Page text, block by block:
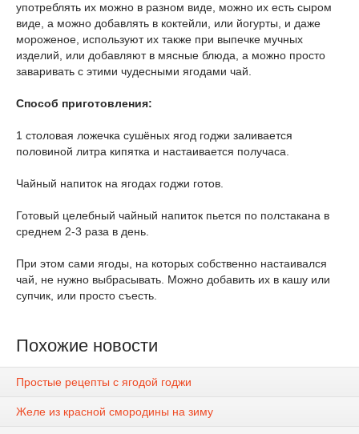
употреблять их можно в разном виде, можно их есть сыром
виде, а можно добавлять в коктейли, или йогурты, и даже
мороженое, используют их также при выпечке мучных
изделий, или добавляют в мясные блюда, а можно просто
заваривать с этими чудесными ягодами чай.
Способ приготовления:
1 столовая ложечка сушёных ягод годжи заливается
половиной литра кипятка и настаивается получаса.
Чайный напиток на ягодах годжи готов.
Готовый целебный чайный напиток пьется по полстакана в
среднем 2-3 раза в день.
При этом сами ягоды, на которых собственно настаивался
чай, не нужно выбрасывать. Можно добавить их в кашу или
супчик, или просто съесть.
Похожие новости
Простые рецепты с ягодой годжи
Желе из красной смородины на зиму